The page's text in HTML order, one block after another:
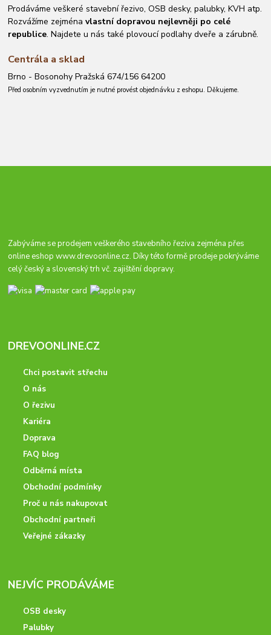
Prodáváme veškeré stavební řezivo, OSB desky, palubky, KVH atp.
Rozvážíme zejménavlastní dopravou nejlevněji po celé
republice. Najdete u nás také plovoucí podlahy dveře a zárubně.
Centrála a sklad
Brno - Bosonohy Pražská 674/156 64200
Před osobním vyzvednutím je nutné provést objednávku z eshopu. Děkujeme.
Zabýváme se prodejem veškerého stavebního řeziva zejména přes
online eshopwww.drevoonline.cz. Díky této formě prodeje pokrýváme
celý český a slovenský trh vč. zajištění dopravy.
DREVOONLINE.CZ
Chci postavit střechu
O nás
O řezivu
Kariéra
Doprava
FAQ blog
Odběrná místa
Obchodní podmínky
Proč u nás nakupovat
Obchodní partneři
Veřejné zákazky
NEJVÍC PRODÁVÁME
OSB desky
Palubky